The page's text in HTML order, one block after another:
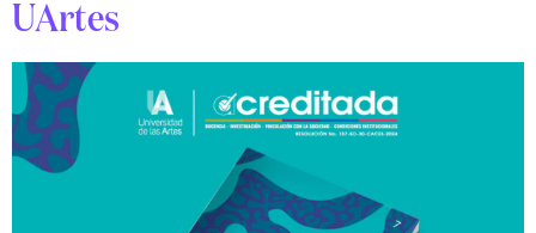
UArtes